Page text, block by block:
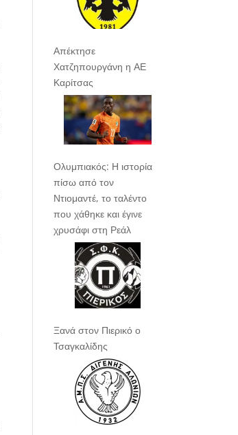
Απέκτησε
Χατζηπουργάνη η ΑΕ
Καρίτσας
Ολυμπιακός: Η ιστορία
πίσω από τον
Ντιομαντέ, το ταλέντο
που χάθηκε και έγινε
χρυσάφι στη Ρεάλ
Ξανά στον Πιερικό ο
Τσαγκαλίδης